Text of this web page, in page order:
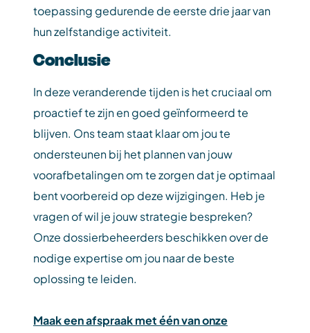
toepassing gedurende de eerste drie jaar van
hun zelfstandige activiteit.
Conclusie
In deze veranderende tijden is het cruciaal om
proactief te zijn en goed geïnformeerd te
blijven. Ons team staat klaar om jou te
ondersteunen bij het plannen van jouw
voorafbetalingen om te zorgen dat je optimaal
bent voorbereid op deze wijzigingen. Heb je
vragen of wil je jouw strategie bespreken?
Onze dossierbeheerders beschikken over de
nodige expertise om jou naar de beste
oplossing te leiden.
Maak een afspraak met één van onze